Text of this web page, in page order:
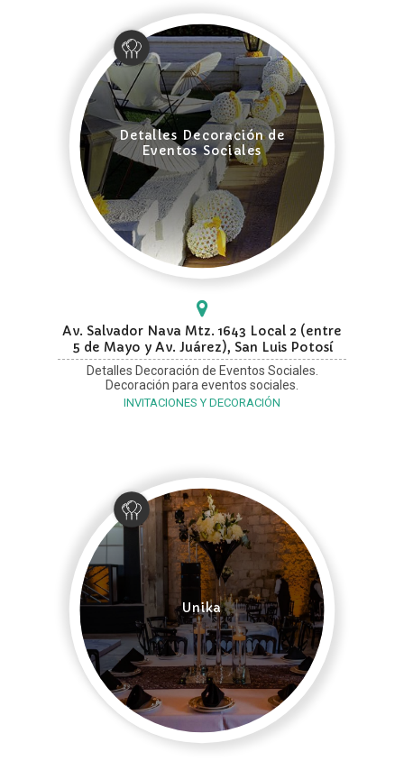
Detalles Decoración de
Eventos Sociales
Av. Salvador Nava Mtz. 1643 Local 2 (entre
5 de Mayo y Av. Juárez), San Luis Potosí
Detalles Decoración de Eventos Sociales.
Decoración para eventos sociales.
INVITACIONES Y DECORACIÓN
Unika